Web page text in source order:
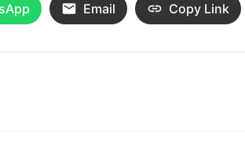
Email Copy Link